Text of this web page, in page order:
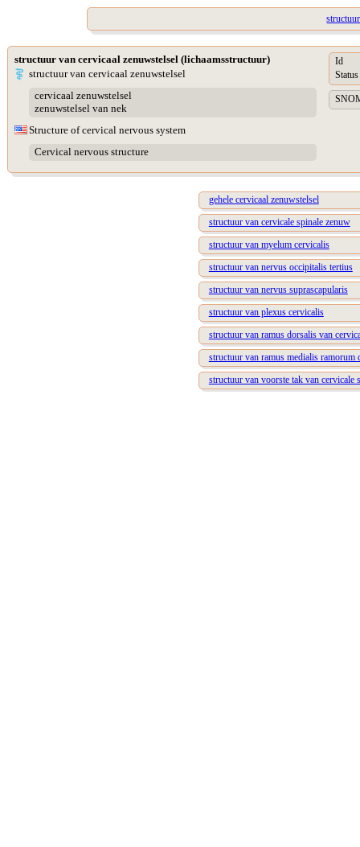
structuur van cervicaal zenuwstelsel (lichaamsstructuur)
structuur van cervicaal zenuwstelsel
cervicaal zenuwstelsel
zenuwstelsel van nek
Structure of cervical nervous system
Cervical nervous structure
Id
Status
gehele cervicaal zenuwstelsel
structuur van cervicale spinale zenuw
structuur van myelum cervicalis
structuur van nervus occipitalis tertius
structuur van nervus suprascapularis
structuur van plexus cervicalis
structuur van ramus dorsalis van
structuur van ramus medialis
structuur van voorste tak van cervicale